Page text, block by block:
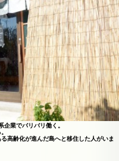
業でバリバリ働く。
高齢化が進んだ島へと移住した人がいま